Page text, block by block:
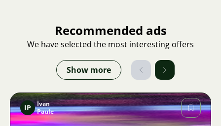
Recommended ads
We have selected the most interesting offers
Show more
IP
Ivan
Paule